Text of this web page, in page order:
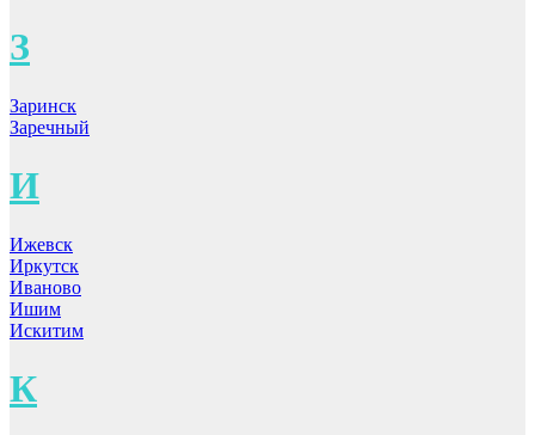
З
Заринск
Заречный
И
Ижевск
Иркутск
Иваново
Ишим
Искитим
К